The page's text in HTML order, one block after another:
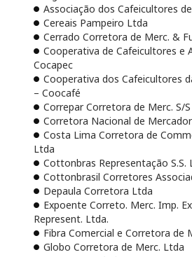
Associação dos Cafeicultores
Cereais Pampeiro Ltda
Cerrado Corretora de Merc. &
Cooperativa de Cafeicultores e
Cocapec
Cooperativa dos Cafeicultores
– Coocafé
Correpar Corretora de Merc. S/
Corretora Nacional de
Costa Lima Corretora de
Ltda
Cottonbras Representação S.S.
Cottonbrasil Corretores
Depaula Corretora Ltda
Expoente Correto. Merc. Imp.
Represent. Ltda.
Fibra Comercial e Corretora de
Globo Corretora de Merc. Ltda